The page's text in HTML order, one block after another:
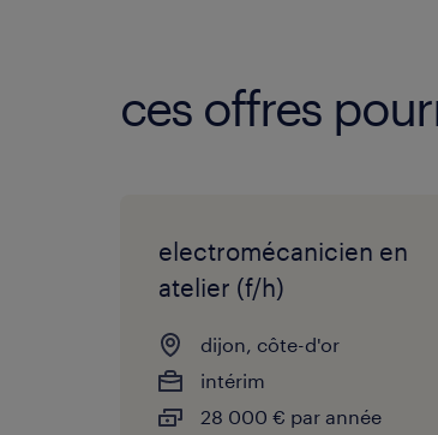
ces offres
electromécanicien en
atelier (f/h)
dijon, côte-d'or
intérim
28 000 € par année